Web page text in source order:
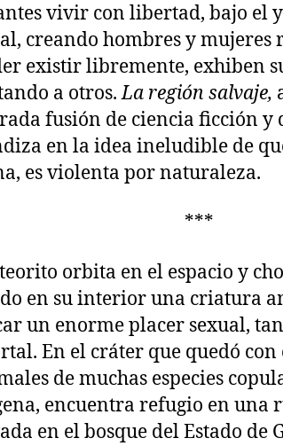
vivir con libertad, bajo el
creando hombres y mujeres
existir libremente, exhiben
a otros.La región salvaje,
fusión de ciencia ficción y
en la idea ineludible de
es violenta por naturaleza.
***
orbita en el espacio y
en su interior una criatura
un enorme placer sexual,
En el cráter que quedó
de muchas especies
encuentra refugio en una
en el bosque del Estado de